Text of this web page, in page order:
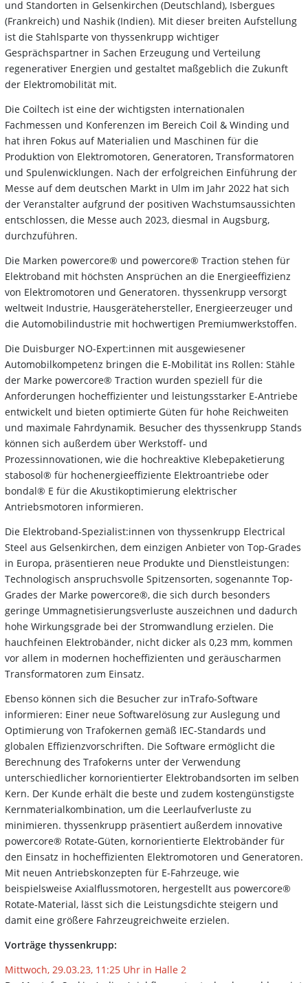
und Standorten in Gelsenkirchen (Deutschland), Isbergues
(Frankreich) und Nashik (Indien). Mit dieser breiten Aufstellung
ist die Stahlsparte von thyssenkrupp wichtiger
Gesprächspartner in Sachen Erzeugung und Verteilung
regenerativer Energien und gestaltet maßgeblich die Zukunft
der Elektromobilität mit.
Die Coiltech ist eine der wichtigsten internationalen
Fachmessen und Konferenzen im Bereich Coil & Winding und
hat ihren Fokus auf Materialien und Maschinen für die
Produktion von Elektromotoren, Generatoren, Transformatoren
und Spulenwicklungen. Nach der erfolgreichen Einführung der
Messe auf dem deutschen Markt in Ulm im Jahr 2022 hat sich
der Veranstalter aufgrund der positiven Wachstumsaussichten
entschlossen, die Messe auch 2023, diesmal in Augsburg,
durchzuführen.
Die Marken powercore® und powercore® Traction stehen für
Elektroband mit höchsten Ansprüchen an die Energieeffizienz
von Elektromotoren und Generatoren. thyssenkrupp versorgt
weltweit Industrie, Hausgerätehersteller, Energieerzeuger und
die Automobilindustrie mit hochwertigen Premiumwerkstoffen.
Die Duisburger NO-Expert:innen mit ausgewiesener
Automobilkompetenz bringen die E-Mobilität ins Rollen: Stähle
der Marke powercore® Traction wurden speziell für die
Anforderungen hocheffizienter und leistungsstarker E-Antriebe
entwickelt und bieten optimierte Güten für hohe Reichweiten
und maximale Fahrdynamik. Besucher des thyssenkrupp Stands
können sich außerdem über Werkstoff- und
Prozessinnovationen, wie die hochreaktive Klebepaketierung
stabosol® für hochenergieeffiziente Elektroantriebe oder
bondal® E für die Akustikoptimierung elektrischer
Antriebsmotoren informieren.
Die Elektroband-Spezialist:innen von thyssenkrupp Electrical
Steel aus Gelsenkirchen, dem einzigen Anbieter von Top-Grades
in Europa, präsentieren neue Produkte und Dienstleistungen:
Technologisch anspruchsvolle Spitzensorten, sogenannte Top-
Grades der Marke powercore®, die sich durch besonders
geringe Ummagnetisierungsverluste auszeichnen und dadurch
hohe Wirkungsgrade bei der Stromwandlung erzielen. Die
hauchfeinen Elektrobänder, nicht dicker als 0,23 mm, kommen
vor allem in modernen hocheffizienten und geräuscharmen
Transformatoren zum Einsatz.
Ebenso können sich die Besucher zur inTrafo-Software
informieren: Einer neue Softwarelösung zur Auslegung und
Optimierung von Trafokernen gemäß IEC-Standards und
globalen Effizienzvorschriften. Die Software ermöglicht die
Berechnung des Trafokerns unter der Verwendung
unterschiedlicher kornorientierter Elektrobandsorten im selben
Kern. Der Kunde erhält die beste und zudem kostengünstigste
Kernmaterialkombination, um die Leerlaufverluste zu
minimieren. thyssenkrupp präsentiert außerdem innovative
powercore® Rotate-Güten, kornorientierte Elektrobänder für
den Einsatz in hocheffizienten Elektromotoren und Generatoren.
Mit neuen Antriebskonzepten für E-Fahrzeuge, wie
beispielsweise Axialflussmotoren, hergestellt aus powercore®
Rotate-Material, lässt sich die Leistungsdichte steigern und
damit eine größere Fahrzeugreichweite erzielen.
Vorträge thyssenkrupp:
Mittwoch, 29.03.23, 11:25 Uhr in Halle 2